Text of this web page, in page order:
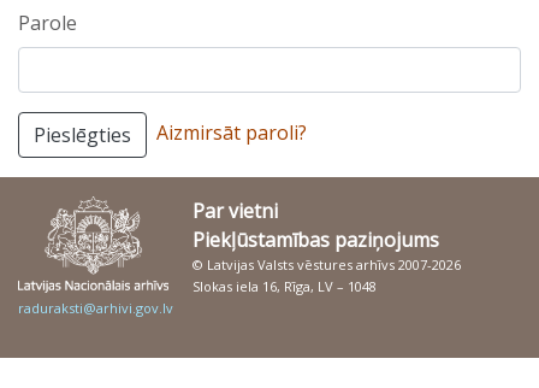
Parole
Pieslēgties Aizmirsāt paroli?
Par vietni
Piekļūstamības paziņojums
© Latvijas Valsts vēstures arhīvs 2007-2026
Slokas iela 16, Rīga, LV – 1048
raduraksti@arhivi.gov.lv